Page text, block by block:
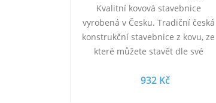
Kvalitní kovová stavebnice
vyrobená v Česku. Tradiční česká
konstrukční stavebnice z kovu, ze
které můžete stavět dle své
návod a pomocí…
932 Kč